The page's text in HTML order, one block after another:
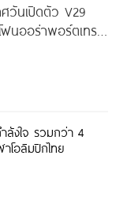
วันเปิดตัว V29
ฟนออร่าพอร์ตเทร
ลังใจ รวมกว่า 4
โอลิมปิกไทย